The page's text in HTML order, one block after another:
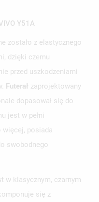
Y51A
zostało z elastycznego
dzięki czemu
przed uszkodzeniami
Futerał
zaprojektowany
dopasował się do
jest w pełni
więcej, posiada
swobodnego
w klasycznym, czarnym
się z
UTWÓRZ NOWĄ LISTĘ
UTWÓRZ LISTĘ ŻYCZEŃ
PRODUKTY NA
ZALOGUJ SIĘ